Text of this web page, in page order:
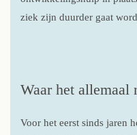
ziek zijn duurder gaat
Waar het allemaal
Voor het eerst sinds jaren